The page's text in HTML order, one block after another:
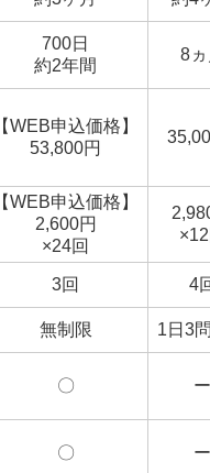
700日
約2年間
8ヵ
【WEB申込価格】
53,800円
【WEB申込価格】
2,600円
×24回
3回 4
無制限 1日3
〇 ー
〇 ー